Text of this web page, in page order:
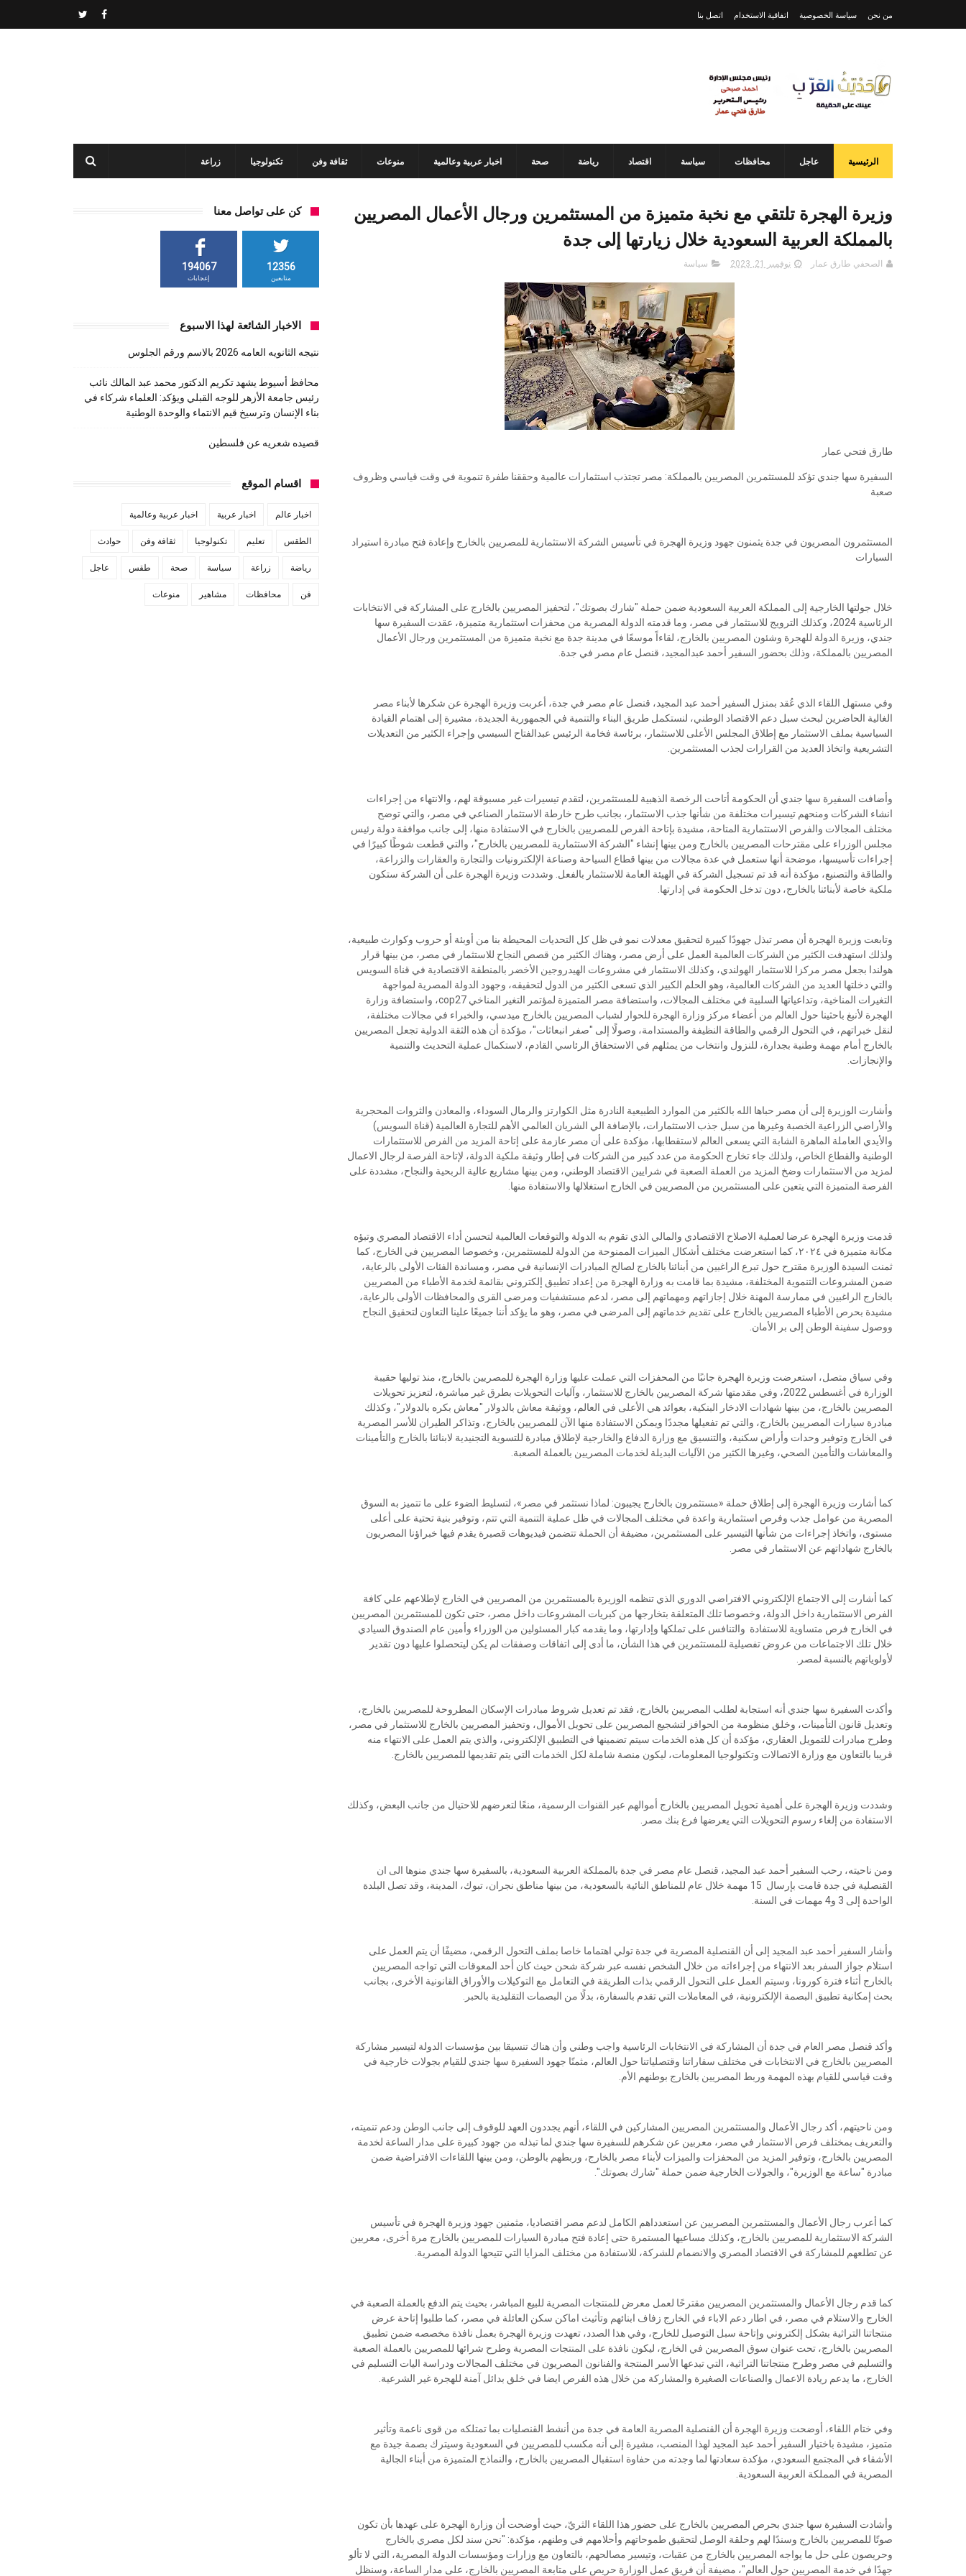
من نحن سياسة الخصوصية اتفاقية الاستخدام اتصل بنا
الرئيسية عاجل محافظات سياسة اقتصاد رياضة صحة اخبار عربية وعالمية منوعات ثقافة وفن تكنولوجيا زراعة
وزيرة الهجرة تلتقي مع نخبة متميزة من المستثمرين ورجال الأعمال المصريين
بالمملكة العربية السعودية خلال زيارتها إلى جدة
الصحفي طارق عمار نوفمبر 21, 2023 سياسة
طارق فتحي عمار
السفيرة سها جندي تؤكد للمستثمرين المصريين بالمملكة: مصر تجتذب استثمارات عالمية وحققنا طفرة تنموية في وقت قياسي وظروف
صعبة
المستثمرون المصريون في جدة يثمنون جهود وزيرة الهجرة في تأسيس الشركة الاستثمارية للمصريين بالخارج وإعادة فتح مبادرة استيراد
السيارات
خلال جولتها الخارجية إلى المملكة العربية السعودية ضمن حملة "شارك بصوتك"، لتحفيز المصريين بالخارج على المشاركة في الانتخابات
الرئاسية 2024، وكذلك الترويج للاستثمار في مصر، وما قدمته الدولة المصرية من محفزات استثمارية متميزة، عقدت السفيرة سها
جندي، وزيرة الدولة للهجرة وشئون المصريين بالخارج، لقاءاً موسعًا في مدينة جدة مع نخبة متميزة من المستثمرين ورجال الأعمال
المصريين بالمملكة، وذلك بحضور السفير أحمد عبدالمجيد، قنصل عام مصر في جدة.
وفي مستهل اللقاء الذي عُقد بمنزل السفير أحمد عبد المجيد، قنصل عام مصر في جدة، أعربت وزيرة الهجرة عن شكرها لأبناء مصر
الغالية الحاضرين لبحث سبل دعم الاقتصاد الوطني، لنستكمل طريق البناء والتنمية في الجمهورية الجديدة، مشيرة إلى اهتمام القيادة
السياسية بملف الاستثمار مع إطلاق المجلس الأعلى للاستثمار، برئاسة فخامة الرئيس عبدالفتاح السيسي وإجراء الكثير من التعديلات
التشريعية واتخاذ العديد من القرارات لجذب المستثمرين.
وأضافت السفيرة سها جندي أن الحكومة أتاحت الرخصة الذهبية للمستثمرين، لتقدم تيسيرات غير مسبوقة لهم، والانتهاء من إجراءات
انشاء الشركات ومنحهم تيسيرات مختلفة من شأنها جذب الاستثمار، بجانب طرح خارطة الاستثمار الصناعي في مصر، والتي توضح
مختلف المجالات والفرص الاستثمارية المتاحة، مشيدة بإتاحة الفرص للمصريين بالخارج في الاستفادة منها، إلى جانب موافقة دولة رئيس
مجلس الوزراء على مقترحات المصريين بالخارج ومن بينها إنشاء "الشركة الاستثمارية للمصريين بالخارج"، والتي قطعت شوطًا كبيرًا في
إجراءات تأسيسها، موضحة أنها ستعمل في عدة مجالات من بينها قطاع السياحة وصناعة الإلكترونيات والتجارة والعقارات والزراعة،
والطاقة والتصنيع، مؤكدة أنه قد تم تسجيل الشركة في الهيئة العامة للاستثمار بالفعل. وشددت وزيرة الهجرة على أن الشركة ستكون
ملكية خاصة لأبنائنا بالخارج، دون تدخل الحكومة في إدارتها.
وتابعت وزيرة الهجرة أن مصر تبذل جهودًا كبيرة لتحقيق معدلات نمو في ظل كل التحديات المحيطة بنا من أوبئة أو حروب وكوارث طبيعية،
ولذلك استهدفت الكثير من الشركات العالمية العمل على أرض مصر، وهناك الكثير من قصص النجاح للاستثمار في مصر، من بينها قرار
هولندا بجعل مصر مركزا للاستثمار الهولندي، وكذلك الاستثمار في مشروعات الهيدروجين الأخضر بالمنطقة الاقتصادية في قناة السويس
والتي دخلتها العديد من الشركات العالمية، وهو الحلم الكبير الذي تسعى الكثير من الدول لتحقيقه، وجهود الدولة المصرية لمواجهة
التغيرات المناخية، وتداعياتها السلبية في مختلف المجالات، واستضافة مصر المتميزة لمؤتمر التغير المناخي cop27، واستضافة وزارة
الهجرة لأنبغ باحثينا حول العالم من أعضاء مركز وزارة الهجرة للحوار لشباب المصريين بالخارج ميدسي، والخبراء في مجالات مختلفة،
لنقل خبراتهم، في التحول الرقمي والطاقة النظيفة والمستدامة، وصولًا إلى "صفر انبعاثات"، مؤكدة أن هذه الثقة الدولية تجعل المصريين
بالخارج أمام مهمة وطنية بجدارة، للنزول وانتخاب من يمثلهم في الاستحقاق الرئاسي القادم، لاستكمال عملية التحديث والتنمية
والإنجازات.
وأشارت الوزيرة إلى أن مصر حباها الله بالكثير من الموارد الطبيعية النادرة مثل الكوارتز والرمال السوداء، والمعادن والثروات المحجرية
والأراضي الزراعية الخصبة وغيرها من سبل جذب الاستثمارات، بالإضافة الي الشريان العالمي الأهم للتجارة العالمية (قناة السويس)
والأيدي العاملة الماهرة الشابة التي يسعى العالم لاستقطابها، مؤكدة على أن مصر عازمة على إتاحة المزيد من الفرص للاستثمارات
الوطنية والقطاع الخاص، ولذلك جاء تخارج الحكومة من عدد كبير من الشركات في إطار وثيقة ملكية الدولة، لإتاحة الفرصة لرجال الاعمال
لمزيد من الاستثمارات وضخ المزيد من العملة الصعبة في شرايين الاقتصاد الوطني، ومن بينها مشاريع عالية الربحية والنجاح، مشددة على
الفرصة المتميزة التي يتعين على المستثمرين من المصريين في الخارج استغلالها والاستفادة منها.
قدمت وزيرة الهجرة عرضا لعملية الاصلاح الاقتصادي والمالي الذي تقوم به الدولة والتوقعات العالمية لتحسن أداء الاقتصاد المصري وتبؤه
مكانة متميزة في ٢٠٢٤، كما استعرضت مختلف أشكال الميزات الممنوحة من الدولة للمستثمرين، وخصوصا المصريين في الخارج، كما
ثمنت السيدة الوزيرة مقترح حول تبرع الراغبين من أبنائنا بالخارج لصالح المبادرات الإنسانية في مصر، ومساندة الفئات الأولى بالرعاية،
ضمن المشروعات التنموية المختلفة، مشيدة بما قامت به وزارة الهجرة من إعداد تطبيق إلكتروني بقائمة لخدمة الأطباء من المصريين
بالخارج الراغبين في ممارسة المهنة خلال إجازاتهم ومهماتهم إلى مصر، لدعم مستشفيات ومرضى القرى والمحافظات الأولى بالرعاية،
مشيدة بحرص الأطباء المصريين بالخارج على تقديم خدماتهم إلى المرضى في مصر، وهو ما يؤكد أننا جميعًا علينا التعاون لتحقيق النجاح
ووصول سفينة الوطن إلى بر الأمان.
وفي سياق متصل، استعرضت وزيرة الهجرة جانبًا من المحفزات التي عملت عليها وزارة الهجرة للمصريين بالخارج، منذ توليها حقيبة
الوزارة في أغسطس 2022، وفي مقدمتها شركة المصريين بالخارج للاستثمار، وآليات التحويلات بطرق غير مباشرة، لتعزيز تحويلات
المصريين بالخارج، من بينها شهادات الادخار البنكية، بعوائد هي الأعلى في العالم، ووثيقة معاش بالدولار "معاش بكره بالدولار"، وكذلك
مبادرة سيارات المصريين بالخارج، والتي تم تفعيلها مجددًا ويمكن الاستفادة منها الآن للمصريين بالخارج، وتذاكر الطيران للأسر المصرية
في الخارج وتوفير وحدات وأراض سكنية، والتنسيق مع وزارة الدفاع والخارجية لإطلاق مبادرة للتسوية التجنيدية لابنائنا بالخارج والتأمينات
والمعاشات والتأمين الصحي، وغيرها الكثير من الآليات البديلة لخدمات المصريين بالعملة الصعبة.
كما أشارت وزيرة الهجرة إلى إطلاق حملة «مستثمرون بالخارج يجيبون: لماذا نستثمر في مصر»، لتسليط الضوء على ما تتميز به السوق
المصرية من عوامل جذب وفرص استثمارية واعدة في مختلف المجالات في ظل عملية التنمية التي تتم، وتوفير بنية تحتية على أعلى
مستوى، واتخاذ إجراءات من شأنها التيسير على المستثمرين، مضيفة أن الحملة تتضمن فيديوهات قصيرة يقدم فيها خبراؤنا المصريون
بالخارج شهاداتهم عن الاستثمار في مصر.
كما أشارت إلى الاجتماع الإلكتروني الافتراضي الدوري الذي تنظمه الوزيرة بالمستثمرين من المصريين في الخارج لإطلاعهم علي كافة
الفرص الاستثمارية داخل الدولة، وخصوصا تلك المتعلقة بتخارجها من كبريات المشروعات داخل مصر، حتى تكون للمستثمرين المصريين
في الخارج فرص متساوية للاستفادة والتنافس على تملكها وإدارتها، وما يقدمه كبار المسئولين من الوزراء وأمين عام الصندوق السيادي
خلال تلك الاجتماعات من عروض تفصيلية للمستثمرين في هذا الشأن، ما أدى إلى اتفاقات وصفقات لم يكن ليتحصلوا عليها دون تقدير
لأولوياتهم بالنسبة لمصر.
وأكدت السفيرة سها جندي أنه استجابة لطلب المصريين بالخارج، فقد تم تعديل شروط مبادرات الإسكان المطروحة للمصريين بالخارج،
وتعديل قانون التأمينات، وخلق منظومة من الحوافز لتشجيع المصريين على تحويل الأموال، وتحفيز المصريين بالخارج للاستثمار في مصر،
وطرح مبادرات للتمويل العقاري، مؤكدة أن كل هذه الخدمات سيتم تضمينها في التطبيق الإلكتروني، والذي يتم العمل على الانتهاء منه
قريبا بالتعاون مع وزارة الاتصالات وتكنولوجيا المعلومات، ليكون منصة شاملة لكل الخدمات التي يتم تقديمها للمصريين بالخارج.
وشددت وزيرة الهجرة على أهمية تحويل المصريين بالخارج أموالهم عبر القنوات الرسمية، منعًا لتعرضهم للاحتيال من جانب البعض، وكذلك
الاستفادة من إلغاء رسوم التحويلات التي يعرضها فرع بنك مصر.
ومن ناحيته، رحب السفير أحمد عبد المجيد، قنصل عام مصر في جدة بالمملكة العربية السعودية، بالسفيرة سها جندي منوها الى ان
القنصلية في جدة قامت بإرسال 15 مهمة خلال عام للمناطق النائية بالسعودية، من بينها مناطق نجران، تبوك، المدينة، وقد تصل البلدة
الواحدة إلى 3 و4 مهمات في السنة.
وأشار السفير أحمد عبد المجيد إلى أن القنصلية المصرية في جدة تولي اهتماما خاصا بملف التحول الرقمي، مضيفًا أن يتم العمل على
استلام جواز السفر بعد الانتهاء من إجراءاته من خلال الشخص نفسه عبر شركة شحن حيث كان أحد المعوقات التي تواجه المصريين
بالخارج أثناء فترة كورونا، وسيتم العمل على التحول الرقمي بذات الطريقة في التعامل مع التوكيلات والأوراق القانونية الأخرى، بجانب
بحث إمكانية تطبيق البصمة الإلكترونية، في المعاملات التي تقدم بالسفارة، بدلًا من البصمات التقليدية بالحبر.
وأكد قنصل مصر العام في جدة أن المشاركة في الانتخابات الرئاسية واجب وطني وأن هناك تنسيقا بين مؤسسات الدولة لتيسير مشاركة
المصريين بالخارج في الانتخابات في مختلف سفاراتنا وقتصلياتنا حول العالم، مثمنًا جهود السفيرة سها جندي للقيام بجولات خارجية في
وقت قياسي للقيام بهذه المهمة وربط المصريين بالخارج بوطنهم الأم.
ومن ناحيتهم، أكد رجال الأعمال والمستثمرين المصريين المشاركين في اللقاء، أنهم يجددون العهد للوقوف إلى جانب الوطن ودعم تنميته،
والتعريف بمختلف فرص الاستثمار في مصر، معربين عن شكرهم للسفيرة سها جندي لما تبذله من جهود كبيرة على مدار الساعة لخدمة
المصريين بالخارج، وتوفير المزيد من المحفزات والميزات لأبناء مصر بالخارج، وربطهم بالوطن، ومن بينها اللقاءات الافتراضية ضمن
مبادرة "ساعة مع الوزيرة"، والجولات الخارجية ضمن حملة "شارك بصوتك".
كما أعرب رجال الأعمال والمستثمرين المصريين عن استعدداهم الكامل لدعم مصر اقتصاديا، مثمنين جهود وزيرة الهجرة في تأسيس
الشركة الاستثمارية للمصريين بالخارج، وكذلك مساعيها المستمرة حتى إعادة فتح مبادرة السيارات للمصريين بالخارج مرة أخرى، معربين
عن تطلعهم للمشاركة في الاقتصاد المصري والانضمام للشركة، للاستفادة من مختلف المزايا التي تتيحها الدولة المصرية.
كما قدم رجال الأعمال والمستثمرين المصريين مقترحًا لعمل معرض للمنتجات المصرية للبيع المباشر، بحيث يتم الدفع بالعملة الصعبة في
الخارج والاستلام في مصر، في اطار دعم الاباء في الخارج زفاف ابنائهم وتأثيث اماكن سكن العائلة في مصر، كما طلبوا إتاحة عرض
منتجاتنا التراثية بشكل إلكتروني وإتاحة سبل التوصيل للخارج، وفي هذا الصدد، تعهدت وزيرة الهجرة بعمل نافذة مخصصه ضمن تطبيق
المصريين بالخارج، تحت عنوان سوق المصريين في الخارج، ليكون نافذة على المنتجات المصرية وطرح شرائها للمصريين بالعملة الصعبة
والتسليم في مصر وطرح منتجاتنا التراثية، التي تبدعها الأسر المنتجة والفنانون المصريون في مختلف المجالات ودراسة اليات التسليم في
الخارج، ما يدعم ريادة الاعمال والصناعات الصغيرة والمشاركة من خلال هذه الفرص ايضا في خلق بدائل آمنة للهجرة غير الشرعية.
وفي ختام اللقاء، أوضحت وزيرة الهجرة أن القنصلية المصرية العامة في جدة من أنشط القنصليات بما تمتلكه من قوى ناعمة وتأثير
متميز، مشيدة باختيار السفير أحمد عبد المجيد لهذا المنصب، مشيرة إلى أنه مكسب للمصريين في السعودية وسيترك بصمة جيدة مع
الأشقاء في المجتمع السعودي، مؤكدة سعادتها لما وجدته من حفاوة استقبال المصريين بالخارج، والنماذج المتميزة من أبناء الجالية
المصرية في المملكة العربية السعودية.
وأشادت السفيرة سها جندي بحرص المصريين بالخارج على حضور هذا اللقاء الثريّ، حيث أوضحت أن وزارة الهجرة على عهدها بأن تكون
صوتًا للمصريين بالخارج وسندًا لهم وحلقة الوصل لتحقيق طموحاتهم وأحلامهم في وطنهم، مؤكدة: "نحن سند لكل مصري بالخارج
وحريصون على حل ما يواجه المصريين بالخارج من عقبات، وتيسير مصالحهم، بالتعاون مع وزارات ومؤسسات الدولة المصرية، التي لا تألو
جهدًا في خدمة المصريين حول العالم"، مضيفة أن فريق عمل الوزارة حريص على متابعة المصريين بالخارج، على مدار الساعة، وسنظل
كن على تواصل معنا
12356
متابعين
194067
إعجابات
الاخبار الشائعة لهذا الاسبوع
نتيجه الثانويه العامه 2026 بالاسم ورقم الجلوس
محافظ أسيوط يشهد تكريم الدكتور محمد عبد المالك نائب
رئيس جامعة الأزهر للوجه القبلي ويؤكد: العلماء شركاء في
بناء الإنسان وترسيخ قيم الانتماء والوحدة الوطنية
قصيده شعريه عن فلسطين
اقسام الموقع
اخبار عالم اخبار عربية اخبار عربية وعالمية
الطقس تعليم تكنولوجيا ثقافة وفن حوادث
رياضة زراعة سياسة صحة طقس عاجل
فن محافظات مشاهير منوعات